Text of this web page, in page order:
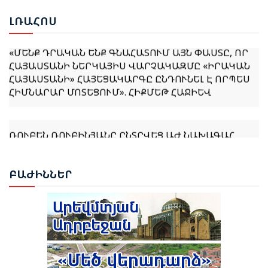
ԼՌԱՀՈՍ
ՀԱՅԱՍՏԱՆԻ ՆԵՐԿԱՅԻՍ ՎԱՐՉԱԿԱԶՄԸ «ԻՐԱԿԱՆ
ՀԱՅԱՍՏԱՆԻ» ՀԱՅԵՑԱԿԱՐԳԸ ԸՆԴՈՒՆԵԼ Է ՈՐՊԵՍ
ՀԻՄՆԱՐԱՐ ՄՈՏԵՑՈՒՄ». ՀԻՔՄԵԹ ՀԱՋԻԵՎ
ՆԱԽԱԳԱՀ ՎԱՀԱԳՆ ԽԱՉԱՏՈՒՐՅԱՆԸ ՍՏՈՐԱԳՐԵՑ
ՆԻԿՈԼ ՓԱՇԻՆՅԱՆԻՆ ՎԱՐՉԱՊԵՏ ՆՇԱՆԱԿԵԼՈՒ
ՄԱՍԻՆ ՀՐԱՄԱՆԱԳԻՐԸ
ԻԼՀԱՄ ԱԼԻԵՎ. ԿԵՆՏՐՈՆԱԿԱՆ ԱՍԻԱՅԻ ԵՐԿՐՆԵՐԻ
ՀԵՏ ՀԱՐԱԲԵՐՈՒԹՅՈՒՆՆԵՐԸ ԱԴՐԲԵՋԱՆԻ
ԱՐՏԱՔԻՆ ՔԱՂԱՔԱԿԱՆՈՒԹՅԱՆ ՀԻՄՆԱԿԱՆ
ԲԱԺԻՆՆԵՐ